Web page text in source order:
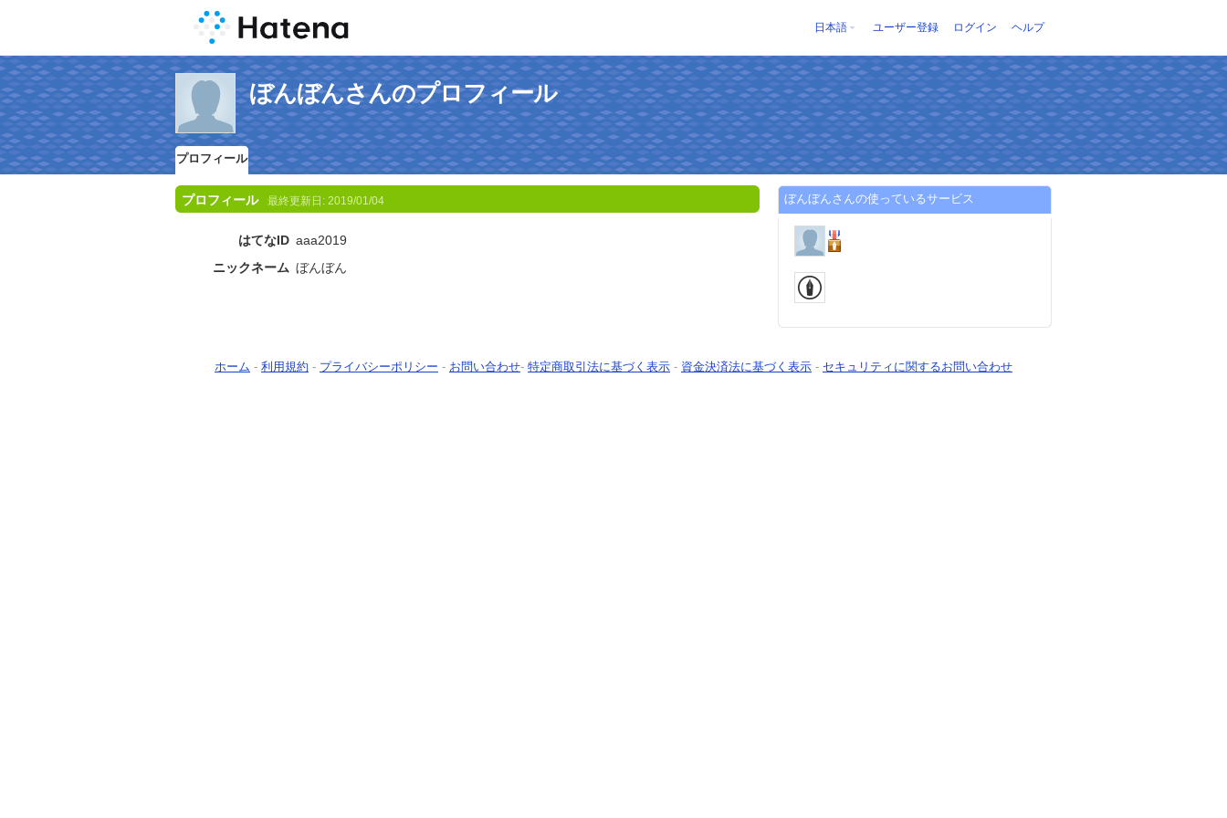
日本語 ユーザー登録 ログイン ヘルプ
ぼんぼんさんのプロフィール
プロフィール
プロフィール 最終更新日: 2019/01/04
はてなID aaa2019
ニックネーム ぼんぼん
ぼんぼんさんの使っているサービス
ホーム - 利用規約 - プライバシーポリシー - お問い合わせ- 特定商取引法に基づく表示 - 資金決済法に基づく表示 - セキュリティに関するお問い合わせ